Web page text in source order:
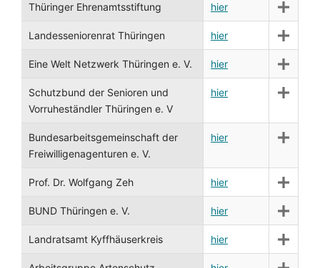
Thüringer Ehrenamtsstiftung hier
Landesseniorenrat Thüringen hier
Eine Welt Netzwerk Thüringen e. V. hier
Schutzbund der Senioren und
Vorruheständler Thüringen e. V
hier
Bundesarbeitsgemeinschaft der
Freiwilligenagenturen e. V.
hier
Prof. Dr. Wolfgang Zeh hier
BUND Thüringen e. V. hier
Landratsamt Kyffhäuserkreis hier